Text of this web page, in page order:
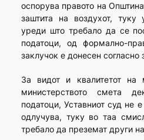
оспорува правото на
заштита на воздухот,
уреди што требало да се
податоци, од формално-
заклучок е донесен согласно
За видот и квалитетот на
министерството смета
податоци, Уставниот суд не
одлучува, туку во таа
требало да преземат други